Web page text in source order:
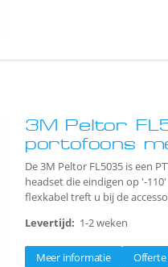
3M Peltor
portofoons
De 3M Peltor FL5035 is een
headset die eindigen op '-
flexkabel treft u bij de
Levertijd: 1-2 weken
Meer informatie